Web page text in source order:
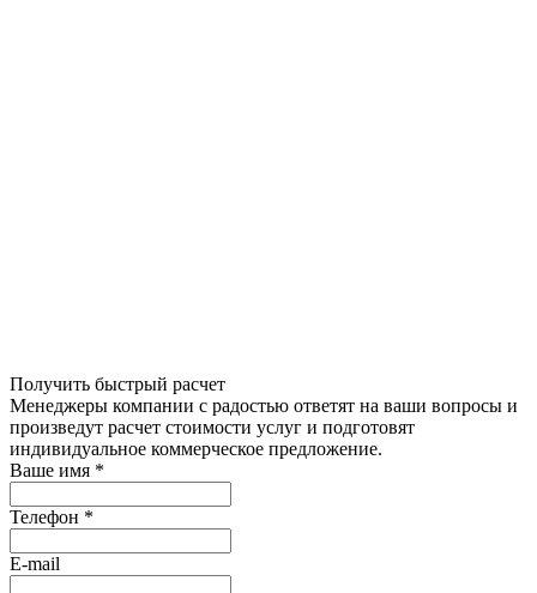
Получить быстрый расчет
Менеджеры компании с радостью ответят на ваши вопросы и
произведут расчет стоимости услуг и подготовят
индивидуальное коммерческое предложение.
Ваше имя *
Телефон *
E-mail